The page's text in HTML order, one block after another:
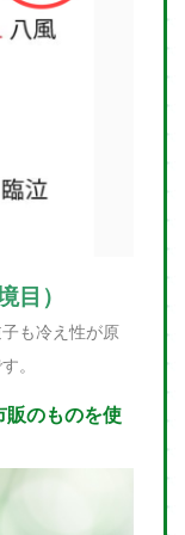
目）
も冷え性が原
。
販のものを使